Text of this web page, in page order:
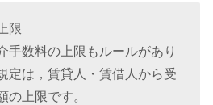
限
手数料の上限もルールがあり
定は，賃貸人・賃借人から受
の上限です。